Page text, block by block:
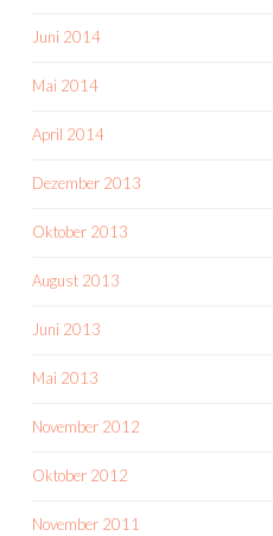
Juni 2014
Mai 2014
April 2014
Dezember 2013
Oktober 2013
August 2013
Juni 2013
Mai 2013
November 2012
Oktober 2012
November 2011